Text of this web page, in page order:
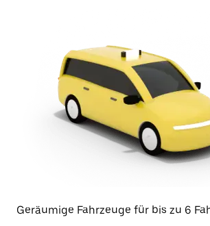
Geräumige Fahrzeuge für bis zu 6